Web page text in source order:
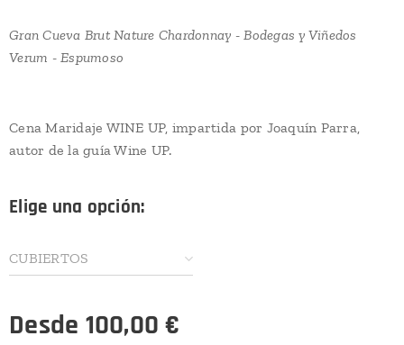
Gran Cueva Brut Nature Chardonnay - Bodegas y Viñedos
Verum - Espumoso
Cena Maridaje WINE UP, impartida por Joaquín Parra,
autor de la guía Wine UP.
Elige una opción:
CUBIERTOS
Desde 100,00 €